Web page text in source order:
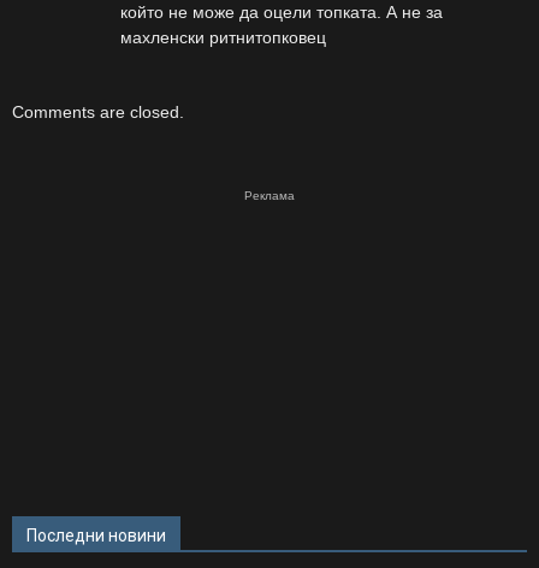
който не може да оцели топката. А не за
махленски ритнитопковец
Comments are closed.
Реклама
Последни новини